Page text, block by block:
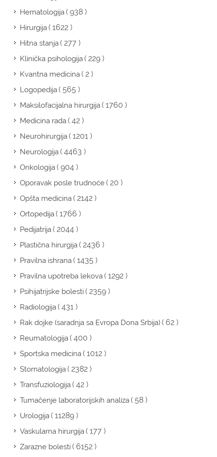
Hematologija( 938 )
Hirurgija( 1622 )
Hitna stanja( 277 )
Klinička psihologija( 229 )
Kvantna medicina( 2 )
Logopedija( 565 )
Maksilofacijalna hirurgija( 1760 )
Medicina rada( 42 )
Neurohirurgija( 1201 )
Neurologija( 4463 )
Onkologija( 904 )
Oporavak posle trudnoće( 20 )
Opšta medicina( 2142 )
Ortopedija( 1766 )
Pedijatrija( 2044 )
Plastična hirurgija( 2436 )
Pravilna ishrana( 1435 )
Pravilna upotreba lekova( 1292 )
Psihijatrijske bolesti( 2359 )
Radiologija( 431 )
Rak dojke (saradnja sa Evropa Dona Srbija)( 62 )
Reumatologija( 400 )
Sportska medicina( 1012 )
Stomatologija( 2382 )
Transfuziologija( 42 )
Tumačenje laboratorijskih analiza( 58 )
Urologija( 11289 )
Vaskularna hirurgija( 177 )
Zarazne bolesti( 6152 )